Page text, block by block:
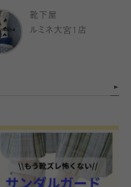
靴下屋
ルミネ大宮1店